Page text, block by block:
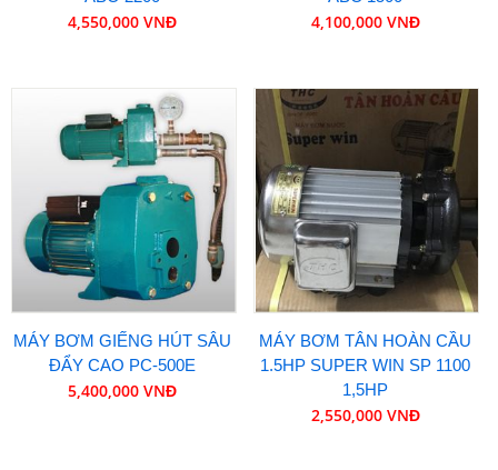
4,550,000 VNĐ 4,100,000 VNĐ
MÁY BƠM GIẾNG HÚT SÂU
ĐẨY CAO PC-500E
5,400,000 VNĐ
MÁY BƠM TÂN HOÀN CẦU
1.5HP SUPER WIN SP 1100
1,5HP
2,550,000 VNĐ